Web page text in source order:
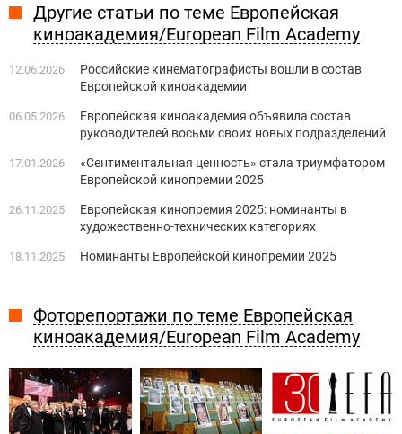
Другие статьи по теме Европейская
киноакадемия/European Film Academy
12.06.2026
Российские кинематографисты вошли в состав
Европейской киноакадемии
06.05.2026
Европейская киноакадемия объявила состав
руководителей восьми своих новых подразделений
17.01.2026
«Сентиментальная ценность» стала триумфатором
Европейской кинопремии 2025
26.11.2025
Европейская кинопремия 2025: номинанты в
художественно-технических категориях
18.11.2025 Номинанты Европейской кинопремии 2025
Фоторепортажи по теме Европейская
киноакадемия/European Film Academy